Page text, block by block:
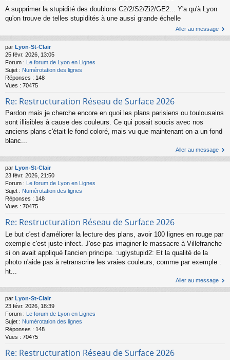
A supprimer la stupidité des doublons C2/2/S2/Zi2/GE2... Y'a qu'à Lyon
qu'on trouve de telles stupidités à une aussi grande échelle
Aller au message
par Lyon-St-Clair
25 févr. 2026, 13:05
Forum : Le forum de Lyon en Lignes
Sujet : Numérotation des lignes
Réponses : 148
Vues : 70475
Re: Restructuration Réseau de Surface 2026
Pardon mais je cherche encore en quoi les plans parisiens ou toulousains
sont illisibles à cause des couleurs. Ce qui posait soucis avec nos
anciens plans c'était le fond coloré, mais vu que maintenant on a un fond
blanc...
Aller au message
par Lyon-St-Clair
23 févr. 2026, 21:50
Forum : Le forum de Lyon en Lignes
Sujet : Numérotation des lignes
Réponses : 148
Vues : 70475
Re: Restructuration Réseau de Surface 2026
Le but c'est d'améliorer la lecture des plans, avoir 100 lignes en rouge par
exemple c'est juste infect. J'ose pas imaginer le massacre à Villefranche
si on avait appliqué l'ancien principe. :uglystupid2: Et la qualité de la
photo n'aide pas à retranscrire les vraies couleurs, comme par exemple :
ht...
Aller au message
par Lyon-St-Clair
23 févr. 2026, 18:39
Forum :
Le forum de Lyon en Lignes
Sujet : Numérotation des lignes
Réponses : 148
Vues : 70475
Re: Restructuration Réseau de Surface 2026